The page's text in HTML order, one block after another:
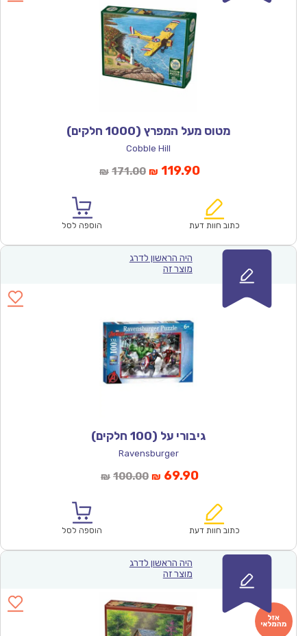
מטוס מעל המפרץ (1000 חלקים)
Cobble Hill
₪ 171.00המחיר
₪171.00.
₪ 119.90המחיר
הוא:
כתוב חוות דעת הוספה לסל
היה הראשון לדרג
מוצר זה
גיבורי על (100 חלקים)
Ravensburger
₪ 100.00המחיר
₪100.00.
₪ 69.90המחיר
הוא:
כתוב חוות דעת הוספה לסל
היה הראשון לדרג
מוצר זה